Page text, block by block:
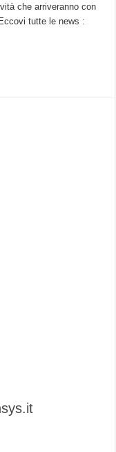
che arriveranno con
tutte le news :